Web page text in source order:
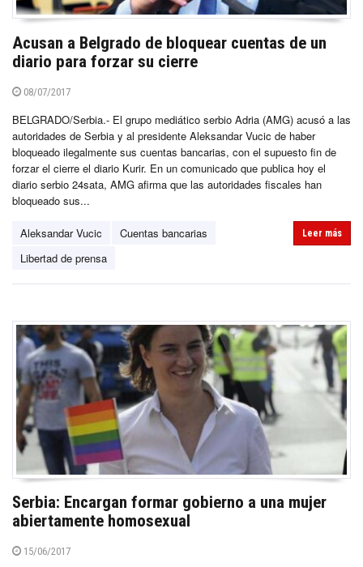
Acusan a Belgrado de bloquear cuentas de un
diario para forzar su cierre
08/07/2017
BELGRADO/Serbia.- El grupo mediático serbio Adria (AMG) acusó a las
autoridades de Serbia y al presidente Aleksandar Vucic de haber
bloqueado ilegalmente sus cuentas bancarias, con el supuesto fin de
forzar el cierre el diario Kurir. En un comunicado que publica hoy el
diario serbio 24sata, AMG afirma que las autoridades fiscales han
bloqueado sus...
Aleksandar Vucic
Cuentas bancarias
Libertad de prensa
Leer más
Serbia: Encargan formar gobierno a una mujer
abiertamente homosexual
15/06/2017